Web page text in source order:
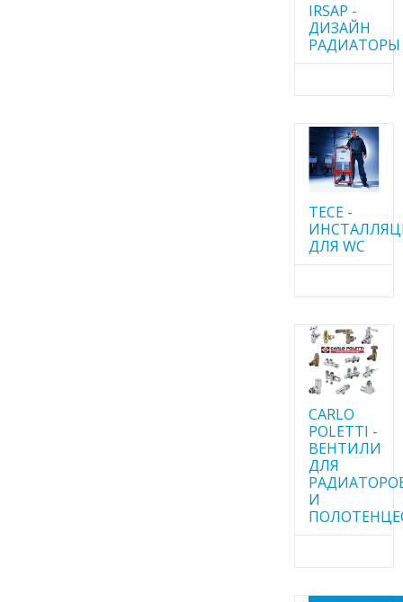
IRSAP -
ДИЗАЙН
РАДИАТОРЫ
TECE -
ДЛЯ WC
CARLO
POLETTI -
ВЕНТИЛИ
ДЛЯ
И